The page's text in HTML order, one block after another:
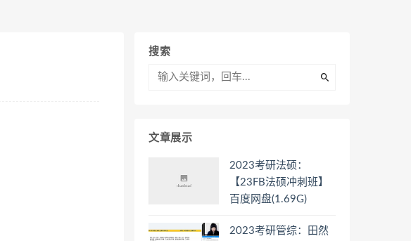
搜索
文章展示
2023考研法硕：
【23FB法硕冲刺班】
百度网盘(1.69G)
2023考研管综：田然